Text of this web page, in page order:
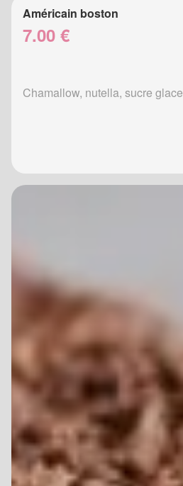
Américain boston
7.00 €
Chamallow, nutella, sucre glace